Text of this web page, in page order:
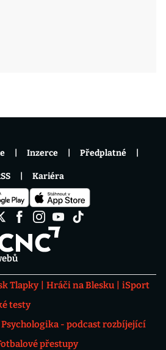
Tlapky Hráči na Blesku
iSport
testy
Psychologika - podcast rozbíjející
přestupy
Inzerce Předplatné
Kariéra